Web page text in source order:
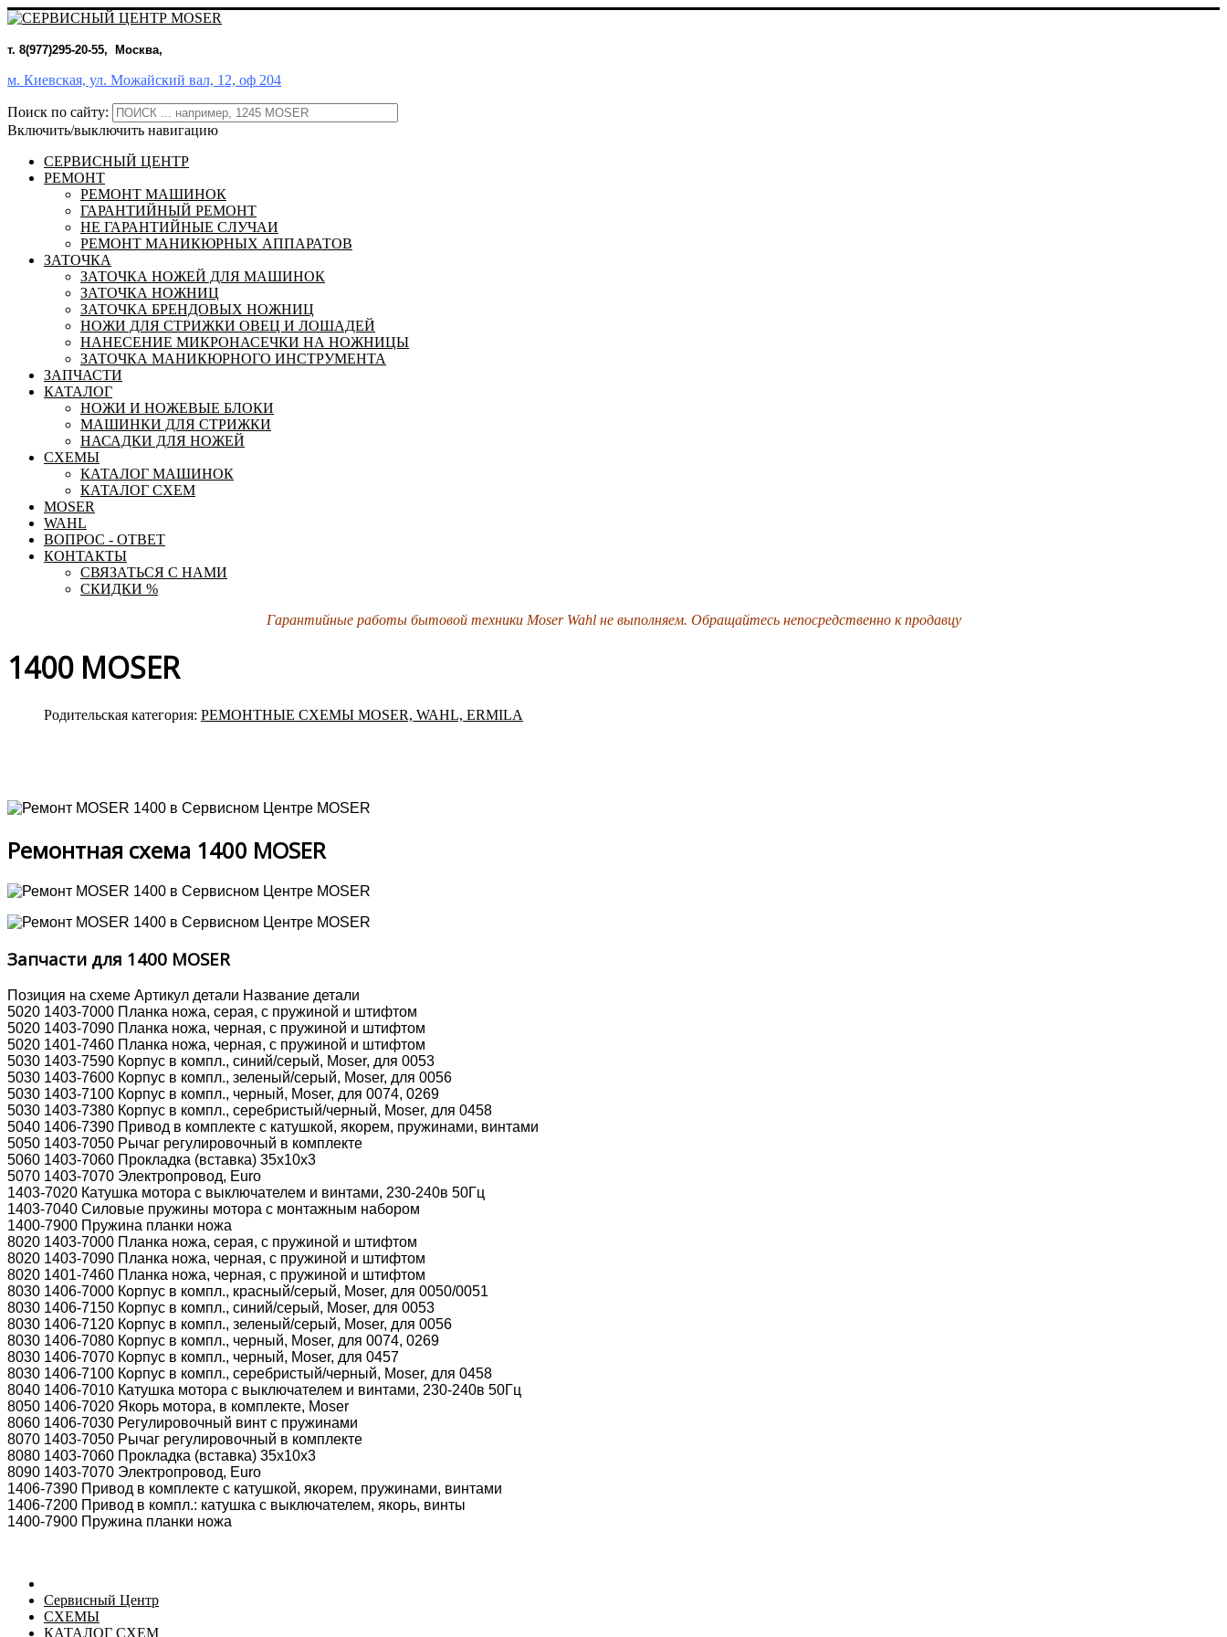
т. 8(977)295-20-55, Москва,
м. Киевская, ул. Можайский вал, 12, оф 204
Поиск по сайту:
Включить/выключить навигацию
СЕРВИСНЫЙ ЦЕНТР
РЕМОНТ
РЕМОНТ МАШИНОК
ГАРАНТИЙНЫЙ РЕМОНТ
НЕ ГАРАНТИЙНЫЕ СЛУЧАИ
РЕМОНТ МАНИКЮРНЫХ АППАРАТОВ
ЗАТОЧКА
ЗАТОЧКА НОЖЕЙ ДЛЯ МАШИНОК
ЗАТОЧКА НОЖНИЦ
ЗАТОЧКА БРЕНДОВЫХ НОЖНИЦ
НОЖИ ДЛЯ СТРИЖКИ ОВЕЦ И ЛОШАДЕЙ
НАНЕСЕНИЕ МИКРОНАСЕЧКИ НА НОЖНИЦЫ
ЗАТОЧКА МАНИКЮРНОГО ИНСТРУМЕНТА
ЗАПЧАСТИ
КАТАЛОГ
НОЖИ И НОЖЕВЫЕ БЛОКИ
МАШИНКИ ДЛЯ СТРИЖКИ
НАСАДКИ ДЛЯ НОЖЕЙ
СХЕМЫ
КАТАЛОГ МАШИНОК
КАТАЛОГ СХЕМ
MOSER
WAHL
ВОПРОС - ОТВЕТ
КОНТАКТЫ
СВЯЗАТЬСЯ С НАМИ
СКИДКИ %
Гарантийные работы бытовой техники Moser Wahl не выполняем. Обращайтесь непосредственно к продавцу
1400 MOSER
Родительская категория: РЕМОНТНЫЕ СХЕМЫ MOSER, WAHL, ERMILA
Ремонтная схема 1400 MOSER
Запчасти для 1400 MOSER
Позиция на схеме Артикул детали Название детали
5020 1403-7000 Планка ножа, серая, с пружиной и штифтом
5020 1403-7090 Планка ножа, черная, с пружиной и штифтом
5020 1401-7460 Планка ножа, черная, с пружиной и штифтом
5030 1403-7590 Корпус в компл., синий/серый, Moser, для 0053
5030 1403-7600 Корпус в компл., зеленый/серый, Moser, для 0056
5030 1403-7100 Корпус в компл., черный, Moser, для 0074, 0269
5030 1403-7380 Корпус в компл., серебристый/черный, Moser, для 0458
5040 1406-7390 Привод в комплекте с катушкой, якорем, пружинами, винтами
5050 1403-7050 Рычаг регулировочный в комплекте
5060 1403-7060 Прокладка (вставка) 35x10x3
5070 1403-7070 Электропровод, Euro
1403-7020 Катушка мотора с выключателем и винтами, 230-240в 50Гц
1403-7040 Силовые пружины мотора с монтажным набором
1400-7900 Пружина планки ножа
8020 1403-7000 Планка ножа, серая, с пружиной и штифтом
8020 1403-7090 Планка ножа, черная, с пружиной и штифтом
8020 1401-7460 Планка ножа, черная, с пружиной и штифтом
8030 1406-7000 Корпус в компл., красный/серый, Moser, для 0050/0051
8030 1406-7150 Корпус в компл., синий/серый, Moser, для 0053
8030 1406-7120 Корпус в компл., зеленый/серый, Moser, для 0056
8030 1406-7080 Корпус в компл., черный, Moser, для 0074, 0269
8030 1406-7070 Корпус в компл., черный, Moser, для 0457
8030 1406-7100 Корпус в компл., серебристый/черный, Moser, для 0458
8040 1406-7010 Катушка мотора с выключателем и винтами, 230-240в 50Гц
8050 1406-7020 Якорь мотора, в комплекте, Moser
8060 1406-7030 Регулировочный винт с пружинами
8070 1403-7050 Рычаг регулировочный в комплекте
8080 1403-7060 Прокладка (вставка) 35x10x3
8090 1403-7070 Электропровод, Euro
1406-7390 Привод в комплекте с катушкой, якорем, пружинами, винтами
1406-7200 Привод в компл.: катушка с выключателем, якорь, винты
1400-7900 Пружина планки ножа
Сервисный Центр
СХЕМЫ
КАТАЛОГ СХЕМ